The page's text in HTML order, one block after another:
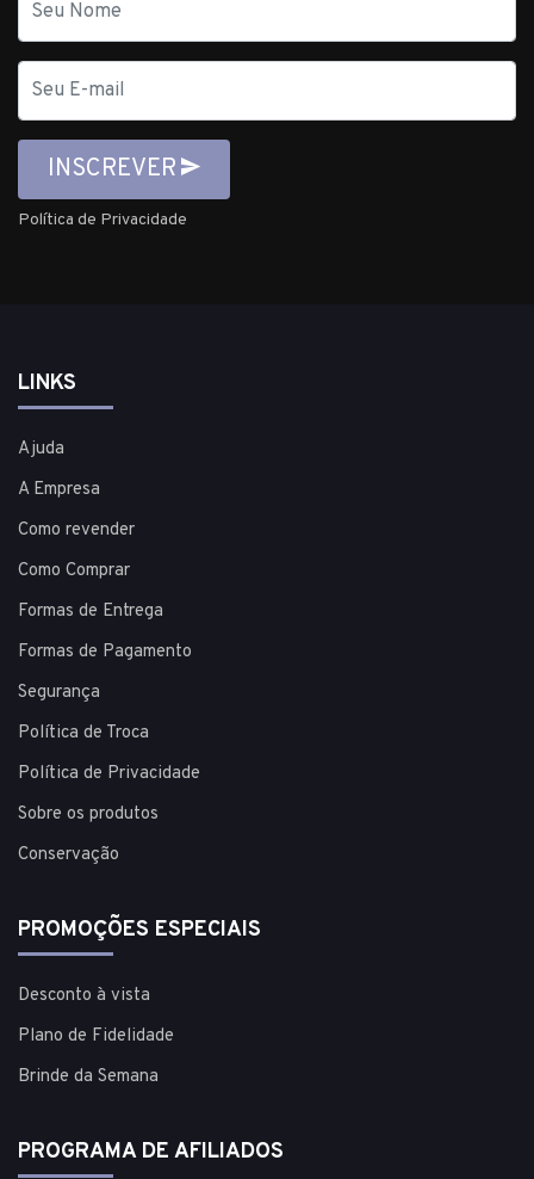
mail
INSCREVER
Política de Privacidade
LINKS
Ajuda
A Empresa
Como revender
Como Comprar
Formas de Entrega
Formas de Pagamento
Segurança
Política de Troca
Política de Privacidade
Sobre os produtos
Conservação
PROMOÇÕES ESPECIAIS
Desconto à vista
Plano de Fidelidade
Brinde da Semana
PROGRAMA DE AFILIADOS